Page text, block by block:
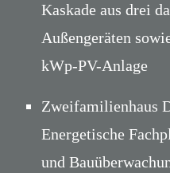
Kaskade aus drei
Außengeräten
kWp-PV-Anlage
Zweifamilienhaus
Energetische
und